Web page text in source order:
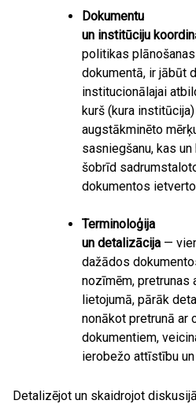
Dokumentu
un institūciju
politikas plānošanas
dokumentā, ir jābūt
institucionālajai
kurš (kura
augstākminēto
sasniegšanu, kas
šobrīd
dokumentos
Terminoloģija
un detalizācija —
dažādos
nozīmēm, pretrunas
lietojumā, pārāk
nonākot pretrunā ar
dokumentiem,
ierobežo attīstību
Detalizējot un skaidrojot